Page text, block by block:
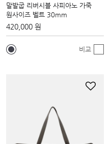
말발굽 리버시블 사피아노 가죽
원사이즈 벨트 30mm
420,000 원
비교